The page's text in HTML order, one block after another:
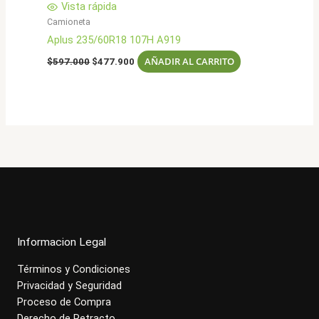
Vista rápida
Camioneta
Aplus 235/60R18 107H A919
$597.000 El
$477.900 El
precio
AÑADIR AL CARRITO
Informacion Legal
Términos y Condiciones
Privacidad y Seguridad
Proceso de Compra